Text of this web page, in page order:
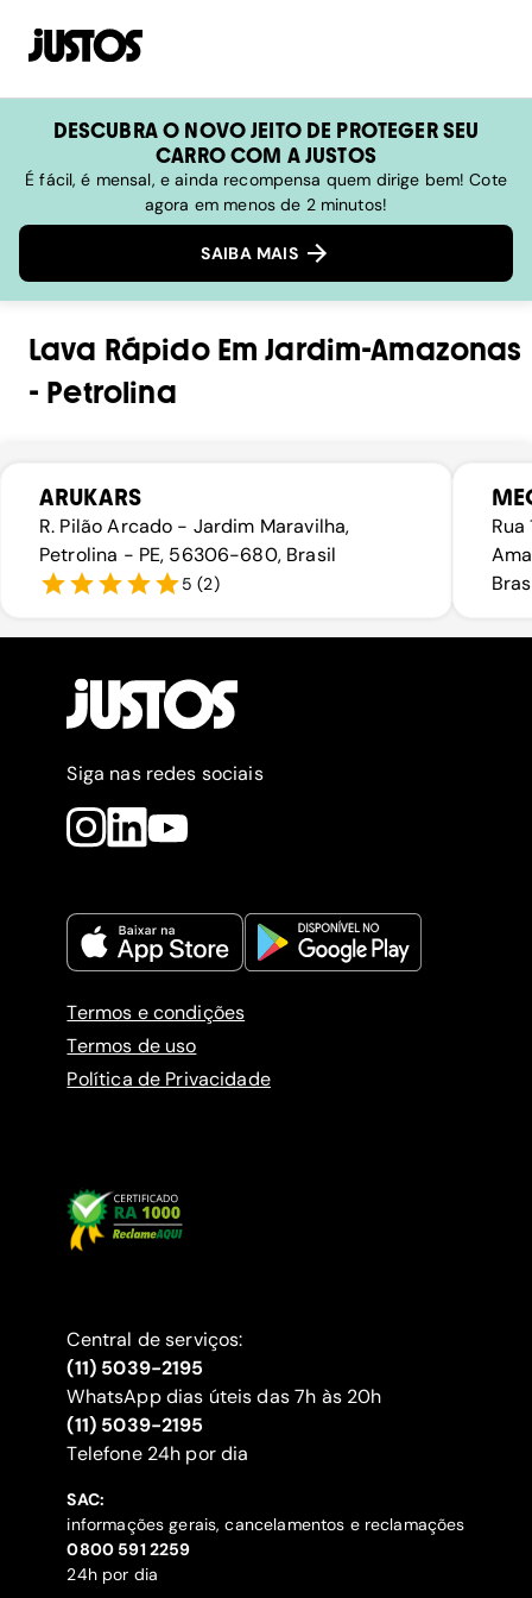
DESCUBRA O NOVO JEITO DE PROTEGER SEU
CARRO COM A JUSTOS
É fácil, é mensal, e ainda recompensa quem dirige bem! Cote
agora em menos de 2 minutos!
SAIBA MAIS
Lava RápidoEmJardim-Amazonas
- Petrolina
ARUKARS
R. Pilão Arcado - Jardim Maravilha,
Petrolina - PE, 56306-680, Brasil
5 (2)
Siga nas redes sociais
Termos e condições
Termos de uso
Política de Privacidade
Central de serviços:
(11) 5039-2195
WhatsApp dias úteis das 7h às 20h
(11) 5039-2195
‍Telefone 24h por dia
SAC:
informações gerais, cancelamentos e reclamações
‍0800 591 2259
24h por dia